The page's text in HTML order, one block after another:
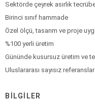
Sektörde çeyrek asırlık
Birinci sınıf hammade
Özel ölçü, tasarım ve proje
%100 yerli üretim
Gününde kusursuz üretim ve
Uluslararası sayısız referanslar
BILGILER